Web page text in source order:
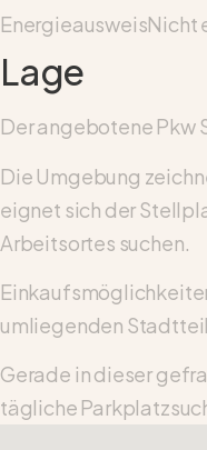
EnergieausweisNicht
Lage
Der angebotene Pkw
Die Umgebung
eignet sich der
Arbeitsortes suchen.
umliegenden
Gerade in dieser
tägliche